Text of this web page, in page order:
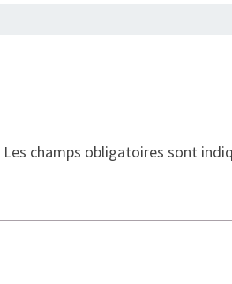
Les champs obligatoires sont